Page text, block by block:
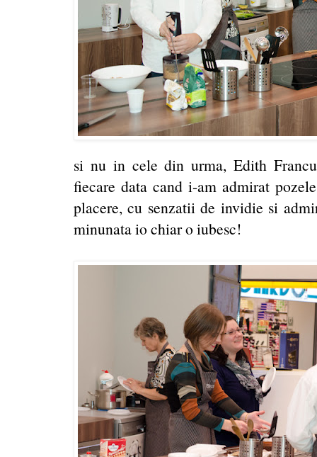
si nu in cele din urma, Edith
fiecare data cand i-am admirat
placere, cu senzatii de invidie si
minunata io chiar o iubesc!